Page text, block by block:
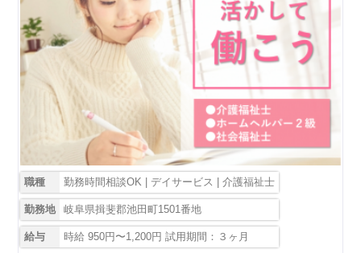
職種 勤務時間相談OK | デイサービス | 介護福祉士
勤務地 岐阜県揖斐郡池田町1501番地
給与 時給 950円〜1,200円 試用期間：３ヶ月